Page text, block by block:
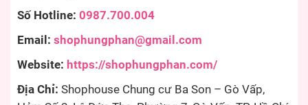
Số Hotline: 0987.700.004
Email: shophungphan@gmail.com
Website: https://shophungphan.com/
Địa Chỉ: Shophouse Chung cư Ba Son – Gò Vấp,